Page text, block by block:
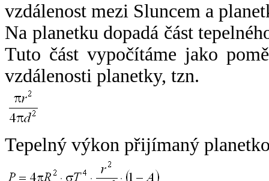
vzdálenost mezi Sluncem a
Na planetku dopadá část
Tuto část vypočítáme jako
vzdálenosti planetky, tzn.
Tepelný výkon přijímaný